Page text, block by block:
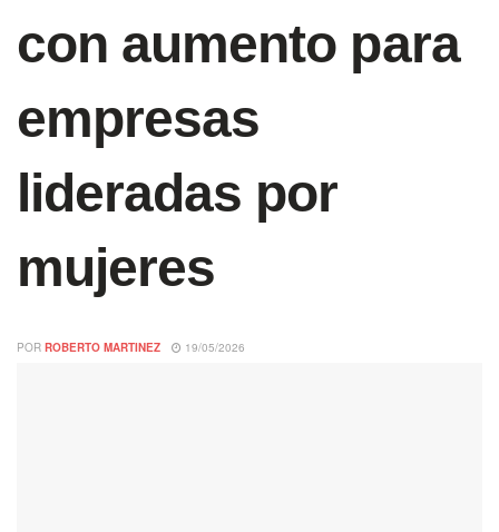
con aumento para
empresas
lideradas por
mujeres
POR ROBERTO MARTINEZ 19/05/2026